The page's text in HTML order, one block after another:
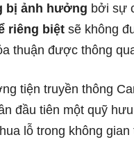
bị ảnh hưởng bởi sự
riêng biệt sẽ không
thuận được thông
tiện truyền thông
đầu tiên một quỹ
lỗ trong không gian